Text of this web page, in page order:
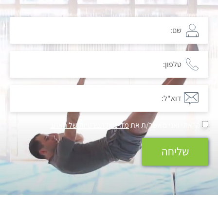
קראתי ואני מאשר/ת אתמדיניות הפרטיות של האתר
שליחה